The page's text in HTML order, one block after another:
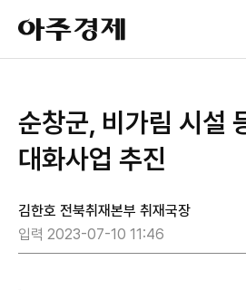
아
주
경
순창군, 비가림 시설
대화사업 추진
김한호 전북취재본부 취재국장
입력 2023-07-10 11:46